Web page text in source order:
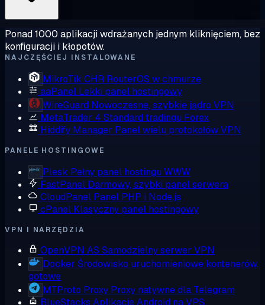
Ponad 1000 aplikacji wdrażanych jednym kliknięciem, bez
konfiguracji i kłopotów.
NAJCZĘŚCIEJ INSTALOWANE
MikroTik CHR RouterOS w chmurze
aaPanel Lekki panel hostingowy
WireGuard Nowoczesne, szybkie jądro VPN
MetaTrader 4 Standard tradingu Forex
Hiddify Manager Panel wielu protokołów VPN
PANELE HOSTINGOWE
Plesk Pełny panel hostingu WWW
FastPanel Darmowy, szybki panel serwera
CloudPanel Panel PHP i Node.js
cPanel Klasyczny panel hostingowy
VPN I NARZĘDZIA
OpenVPN AS Samodzielny serwer VPN
Docker Środowisko uruchomieniowe kontenerów,
gotowe
MTProto Proxy Proxy natywne dla Telegram
BlueStacks Aplikacje Android na VPS